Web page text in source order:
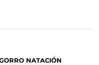
NATACIÓN